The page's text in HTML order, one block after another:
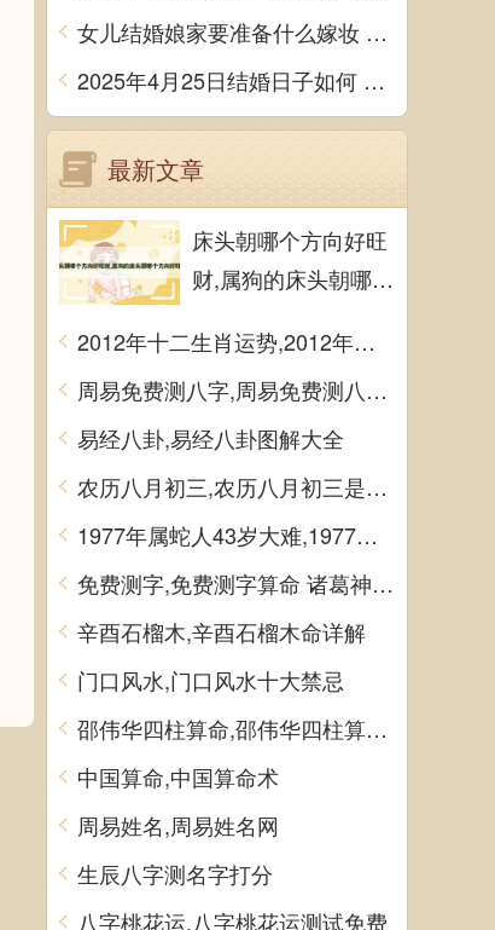
女儿结婚娘家要准备什么嫁妆 超全的女方陪嫁清单
2025年4月25日结婚日子如何 是办喜酒好日子吗
最新文章
床头朝哪个方向好旺
财,属狗的床头朝哪个
2012年十二生肖运势,2012年十二生肖运势详解
周易免费测八字,周易免费测八字 生辰八字测算
易经八卦,易经八卦图解大全
农历八月初三,农历八月初三是什么日子
1977年属蛇人43岁大难,1977年属蛇人43岁大难如何化解
免费测字,免费测字算命 诸葛神算测字
辛酉石榴木,辛酉石榴木命详解
门口风水,门口风水十大禁忌
邵伟华四柱算命,邵伟华四柱算命详解
中国算命,中国算命术
周易姓名,周易姓名网
生辰八字测名字打分
八字桃花运,八字桃花运测试免费